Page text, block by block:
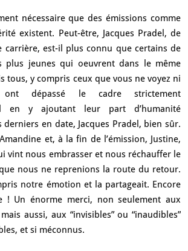
nécessaire que des émissions comme
existent. Peut-être, Jacques Pradel, de
carrière, est-il plus connu que certains de
plus jeunes qui oeuvrent dans le même
tous, y compris ceux que vous ne voyez ni
ont dépassé le cadre strictement
en y ajoutant leur part d’humanité
derniers en date, Jacques Pradel, bien sûr.
et, à la fin de l’émission, Justine,
vint nous embrasser et nous réchauffer le
nous ne reprenions la route du retour.
notre émotion et la partageait. Encore
! Un énorme merci, non seulement aux
aussi, aux “invisibles” ou “inaudibles”
et si méconnus.